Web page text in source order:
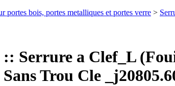
portes bois, portes metalliques et portes verre >
:: Serrure a Clef_L
Sans Trou Cle